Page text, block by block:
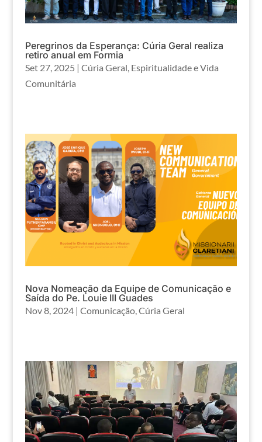
Peregrinos da Esperança: Cúria Geral realiza
retiro anual em Formia
Set 27, 2025 | Cúria Geral, Espiritualidade e Vida
Comunitária
Nova Nomeação da Equipe de Comunicação e
Saída do Pe. Louie III Guades
Nov 8, 2024| Comunicação,Cúria Geral